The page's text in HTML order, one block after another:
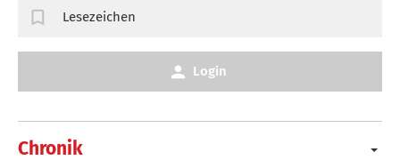
Chronik
Lesezeichen
Login